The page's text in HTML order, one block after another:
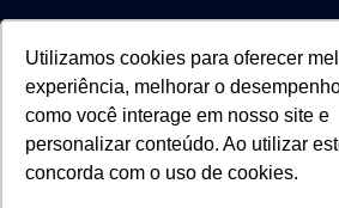
Utilizamos cookies para oferecer
experiência, melhorar o
como você interage em nosso site e
personalizar conteúdo. Ao utilizar
concorda com o uso de cookies.
Home Todos os cursos
Seminário do Sul